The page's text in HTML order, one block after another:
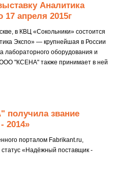
Аналитика
17 апреля 2015г
в КВЦ «Сокольники» состоится
Экспо» — крупнейшая в России
лабораторного оборудования и
"КСЕНА" также принимает в ней
звание
2014»
порталом Fabrikant.ru,
«Надёжный поставщик -